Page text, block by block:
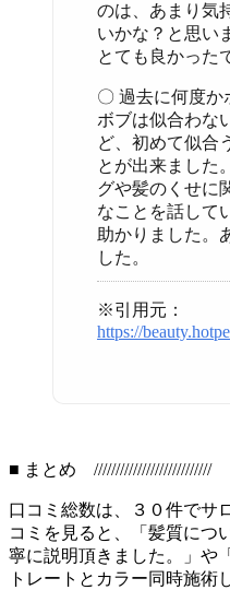
のは、あまり気
いかな？と思い
とても良かった
〇 過去に何度か
ボブは似合わな
ど、初めて似合
とが出来ました
グや髪のくせに
なことを話して
助かりました。
した。
※引用元：
https://
■ まとめ ///////////////////////////
口コミ総数は、３０件でサ
コミを見ると、「髪質につ
寧に説明頂きました。」や
トレートとカラー同時施術